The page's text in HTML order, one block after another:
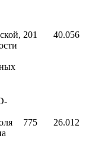
201 40.056
775 26.012